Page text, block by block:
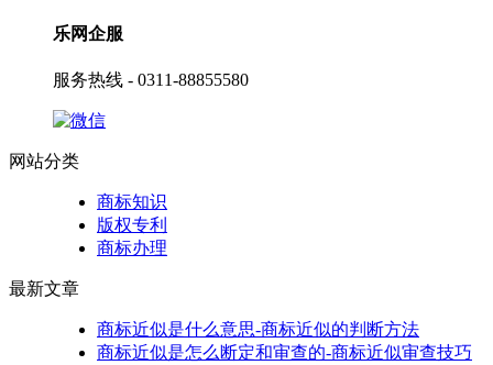
乐网企服
服务热线 - 0311-88855580
网站分类
商标知识
版权专利
商标办理
最新文章
商标近似是什么意思-商标近似的判断方法
商标近似是怎么断定和审查的-商标近似审查技巧